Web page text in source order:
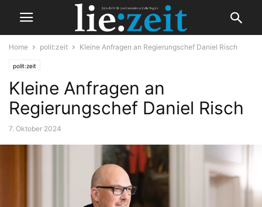
Home polit:zeit Kleine Anfragen an Regierungschef Daniel Risch
polit:zeit
Kleine Anfragen an
Regierungschef Daniel Risch
7. Oktober 2024